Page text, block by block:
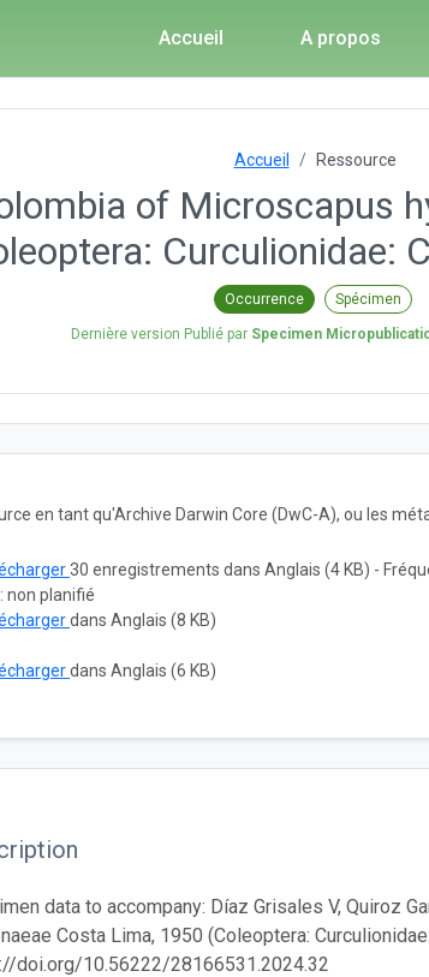
Accueil A propos
Accueil Ressource
of Microscapus
Curculionidae:
Occurrence Spécimen
Dernière version Publié par Specimen
en tant qu'Archive Darwin Core (DwC-A), ou les
30 enregistrements dans Anglais (4 KB) -
non planifié
dans Anglais (8 KB)
dans Anglais (6 KB)
data to accompany: Díaz Grisales V, Quiroz
Costa Lima, 1950 (Coleoptera:
doi.org/10.56222/28166531.2024.32